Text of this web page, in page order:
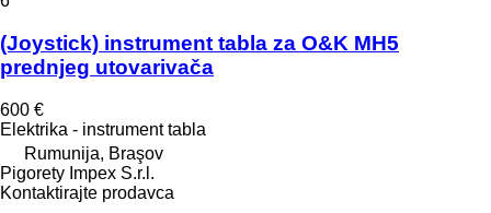
(Joystick) instrument tabla za O&K MH5
prednjeg utovarivača
600 €
Elektrika - instrument tabla
Rumunija, Braşov
Pigorety Impex S.r.l.
Kontaktirajte prodavca